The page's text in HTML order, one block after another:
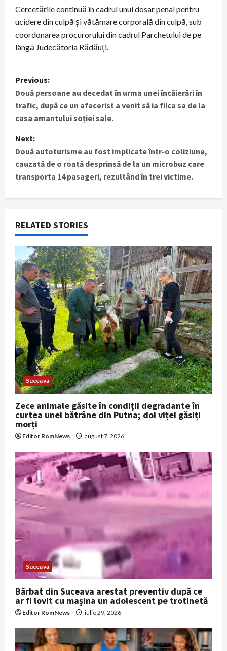
Cercetările continuă în cadrul unui dosar penal pentru
ucidere din culpă şi vătămare corporală din culpă, sub
coordonarea procurorului din cadrul Parchetului de pe
lângă Judecătoria Rădăuţi.
P
o
s
t
n
a
v
i
g
a
t
i
o
n
Previous:
Două persoane au decedat în urma unei încăierări în
trafic, după ce un afacerist a venit să ia fiica sa de la
casa amantului soției sale.
Next:
Două autoturisme au fost implicate într-o coliziune,
cauzată de o roată desprinsă de la un microbuz care
transporta 14 pasageri, rezultând în trei victime.
RELATED STORIES
Suceava
Zece animale găsite în condiții degradante în
curtea unei bătrâne din Putna; doi viței găsiți
morți
Editor RomNews august 7, 2026
Suceava
Bărbat din Suceava arestat preventiv după ce
ar fi lovit cu mașina un adolescent pe trotinetă
Editor RomNews iulie 29, 2026